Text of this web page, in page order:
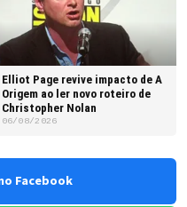
Elliot Page revive impacto de A
Origem ao ler novo roteiro de
Christopher Nolan
06/08/2026
Facebook